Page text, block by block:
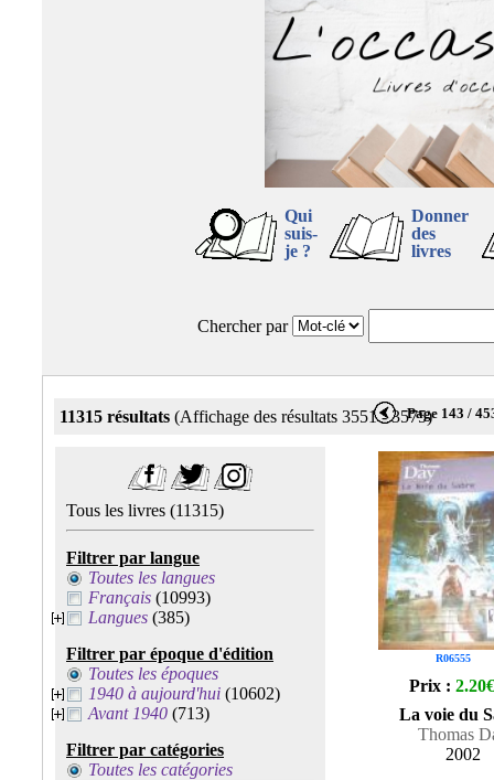
Qui
suis-
je ?
Donner
des
livres
Chercher par
11315 résultats (Affichage des résultats 3551 - 3575)Page 143 /
Tous les livres (11315)
Filtrer par langue
Toutes les langues
Français (10993)
Langues (385)
Filtrer par époque d'édition
Toutes les époques
1940 à aujourd'hui (10602)
Avant 1940 (713)
Filtrer par catégories
Toutes les catégories
R06555
Prix : 2.20€
La voie du
Thomas
2002